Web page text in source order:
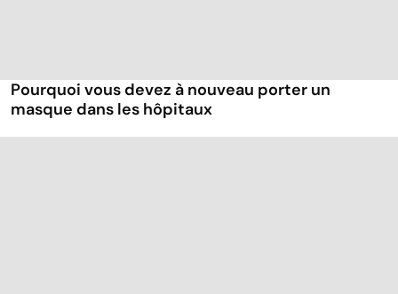
Pourquoi vous devez à nouveau porter un
masque dans les hôpitaux